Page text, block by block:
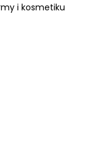
i kosmetiku